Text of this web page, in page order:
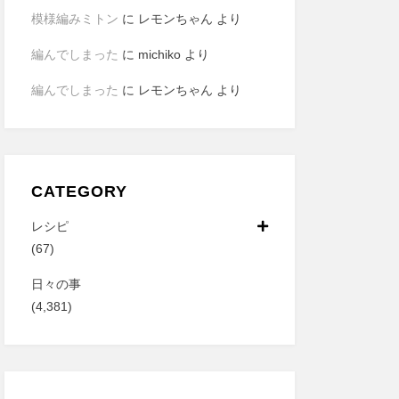
模様編みミトン に レモンちゃん より
編んでしまった に michikoより
編んでしまった に レモンちゃん より
CATEGORY
レシピ
(67)
日々の事
(4,381)